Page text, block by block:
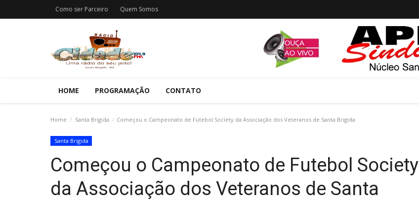
Como ser Parceiro Quem Somos
HOME PROGRAMAÇÃO CONTATO
Home Santa Brigida Começou o Campeonato de Futebol Society da Associação dos Veteranos de Santa Brigida
Santa Brigida
Começou o Campeonato de Futebol Society
da Associação dos Veteranos de Santa